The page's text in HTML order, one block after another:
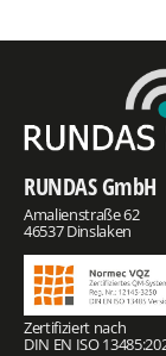
RUNDAS GmbH
Amalienstraße 62
46537 Dinslaken
Zertifiziert nach
DIN EN ISO